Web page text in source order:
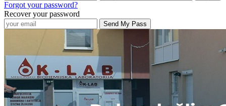
Forgot your password?
Recover your password